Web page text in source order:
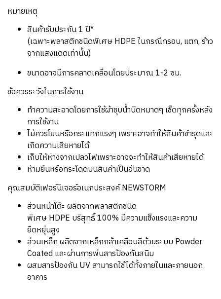
หมายเหตุ
สินค้ารับประกัน 1 ปี*
(เฉพาะพลาสติกชนิดพิเศษ HDPE ในกรณีกรอบ, แตก, ร้าว
จากแสงแดดเท่านั้น)
ขนาดอาจมีการคลาดเคลื่อนโดยประมาณ 1-2 ซม.
ข้อควรระวังในการใช้งาน
ทำความสะอาดโดยการใช้ผ้าชุบน้ำบิดหมาดๆ เช็ดทุกครั้งหลัง
การใช้งาน
ไม่ควรโยนหรือกระแทกแรงๆ เพราะอาจทำให้สินค้าชำรุดและ
เกิดความเสียหายได้
เก็บให้ห่างจากเปลวไฟเพราะอาจจะทำให้สินค้าเสียหายได้
ห้ามยืนหรือกระโดดบนสินค้าเป็นอันขาด
คุณสมบัติเฟอร์นิเจอร์อเนกประสงค์ NEWSTORM
ส่วนหน้าโต๊ะ ผลิตจากพลาสติกชนิด
พิเศษ HDPE บริสุทธิ์ 100% มีความแข็งแรงและความ
ยืดหยุ่นสูง
ส่วนเหล็ก ผลิตจากเหล็กกล้าเคลือบสีด้วยระบบ Powder
Coated และผ่านการพ่นสารป้องกันสนิม
ผสมสารป้องกัน UV สามารถใช้ได้ทั้งภายในและภายนอก
อาคาร